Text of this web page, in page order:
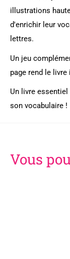
illustrations
d'enrichir leur
lettres.
Un jeu
page rend le
Un livre
son vocabulaire !
Vous